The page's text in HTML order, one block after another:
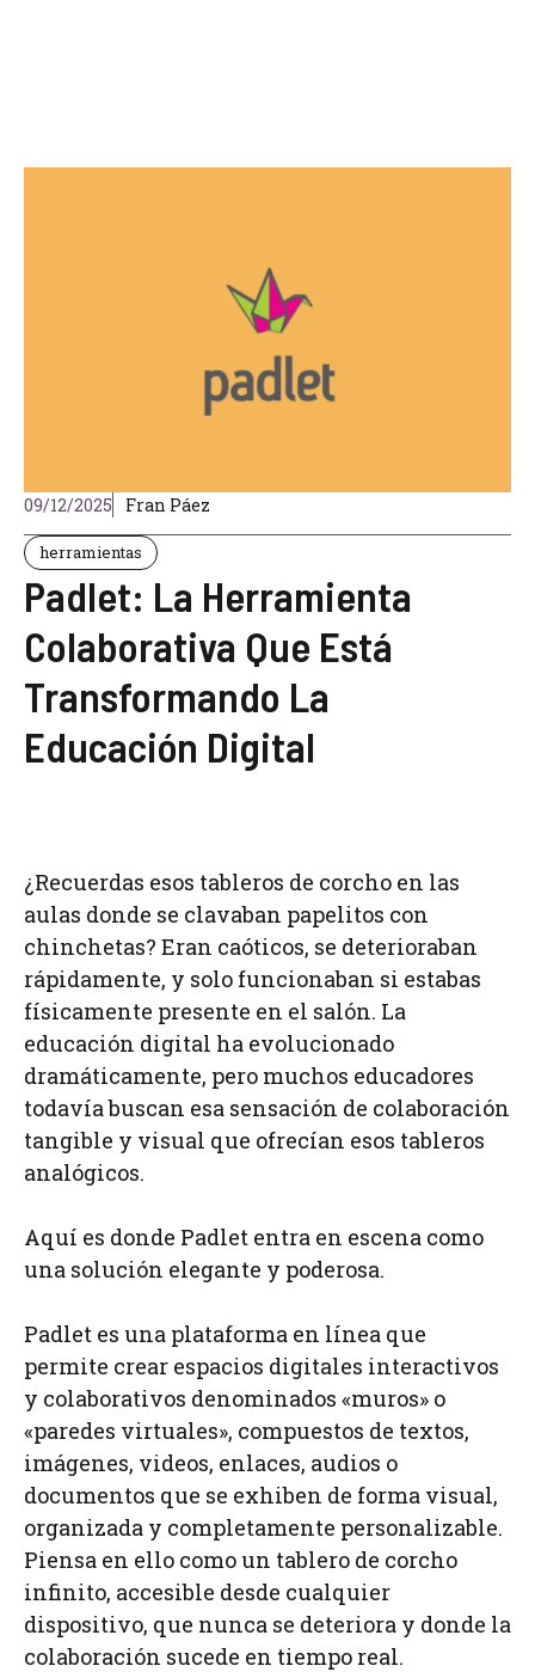
09/12/2025 Fran Páez
herramientas
Padlet: La Herramienta
Colaborativa Que Está
Transformando La
Educación Digital
¿Recuerdas esos tableros de corcho en las
aulas donde se clavaban papelitos con
chinchetas? Eran caóticos, se deterioraban
rápidamente, y solo funcionaban si estabas
físicamente presente en el salón. La
educación digital ha evolucionado
dramáticamente, pero muchos educadores
todavía buscan esa sensación de colaboración
tangible y visual que ofrecían esos tableros
analógicos.
Aquí es donde Padlet entra en escena como
una solución elegante y poderosa.
Padlet es una plataforma en línea que
permite crear espacios digitales interactivos
y colaborativos denominados «muros» o
«paredes virtuales», compuestos de textos,
imágenes, videos, enlaces, audios o
documentos que se exhiben de forma visual,
organizada y completamente personalizable.
Piensa en ello como un tablero de corcho
infinito, accesible desde cualquier
dispositivo, que nunca se deteriora y donde la
colaboración sucede en tiempo real.